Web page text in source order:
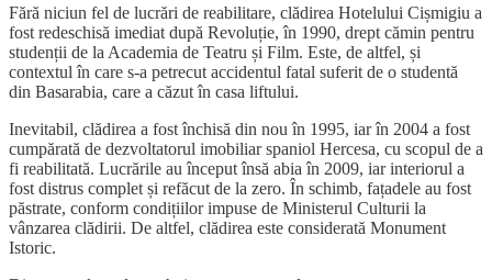
Fără niciun fel de lucrări de reabilitare, clădirea Hotelului Cișmigiu a
fost redeschisă imediat după Revoluție, în 1990, drept cămin pentru
studenții de la Academia de Teatru și Film. Este, de altfel, și
contextul în care s-a petrecut accidentul fatal suferit de o studentă
din Basarabia, care a căzut în casa liftului.
Inevitabil, clădirea a fost închisă din nou în 1995, iar în 2004 a fost
cumpărată de dezvoltatorul imobiliar spaniol Hercesa, cu scopul de a
fi reabilitată. Lucrările au început însă abia în 2009, iar interiorul a
fost distrus complet și refăcut de la zero. În schimb, fațadele au fost
păstrate, conform condițiilor impuse de Ministerul Culturii la
vânzarea clădirii. De altfel, clădirea este considerată Monument
Istoric.